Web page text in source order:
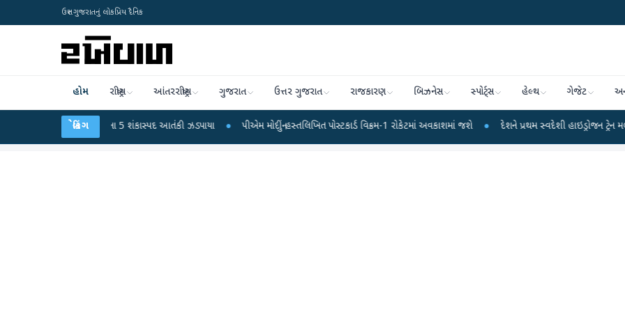
ઉત્તર ગુજરાતનું લોકપ્રિય દૈનિક
હોમ રાષ્ટ્રીય આંતરરાષ્ટ્રીય ગુજરાત ઉત્તર ગુજરાત રાજકારણ બિઝનેસ સ્પોર્ટ્સ હેલ્થ ગેજેટ
બ્રેકિંગ
સાથે જૈશના 5 શંકાસ્પદ આતંકી ઝડપાયા ● પીએમ મોદીનું હસ્તલિખિત પોસ્ટકાર્ડ વિક્રમ-1 રોકેટમાં અવકાશમાં જશે ● દેશને પ્રથમ સ્વદેશી હાઇડ્રોજન ટ્રેન મળી : પીએમ